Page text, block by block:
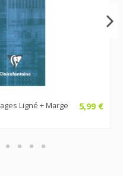
Ligné + Marge 5,99 €